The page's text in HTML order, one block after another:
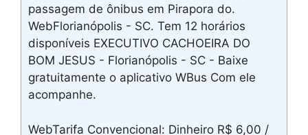
passagem de ônibus em Pirapora do.
WebFlorianópolis - SC. Tem 12 horários
disponíveis EXECUTIVO CACHOEIRA DO
BOM JESUS - Florianópolis - SC - Baixe
gratuitamente o aplicativo WBus Com ele
acompanhe.
WebTarifa Convencional: Dinheiro R$ 6,00 /